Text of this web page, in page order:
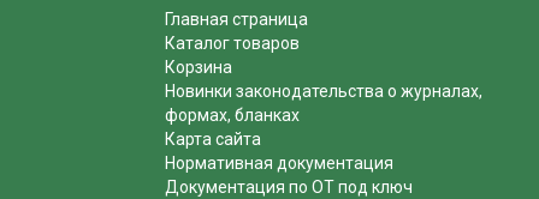
Главная страница
Каталог товаров
Корзина
Новинки законодательства о журналах,
формах, бланках
Карта сайта
Нормативная документация
Документация по ОТ под ключ